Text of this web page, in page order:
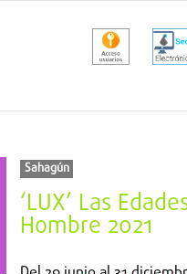
Sahagún
‘LUX’ Las
Hombre 2021